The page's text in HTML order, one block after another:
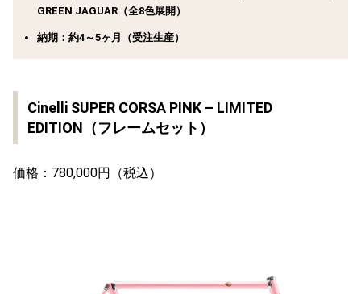
GREEN JAGUAR（全8色展開）
納期：約4～5ヶ月（受注生産）
Cinelli SUPER CORSA PINK – LIMITED
EDITION（フレームセット）
価格：780,000円（税込）